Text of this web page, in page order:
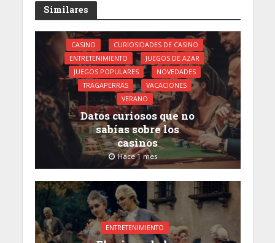
Similares
CASINO
CURIOSIDADES DE CASINO
ENTRETENIMIENTO
JUEGOS DE AZAR
JUEGOS POPULARES
NOVEDADES
TRAGAPERRAS
VACACIONES
VERANO
Datos curiosos que no
sabías sobre los
casinos
Hace 1 mes
ENTRETENIMIENTO